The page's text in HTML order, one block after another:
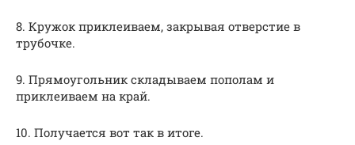
8. Кружок приклеиваем, закрывая отверстие в
трубочке.
9. Прямоугольник складываем пополам и
приклеиваем на край.
10. Получается вот так в итоге.